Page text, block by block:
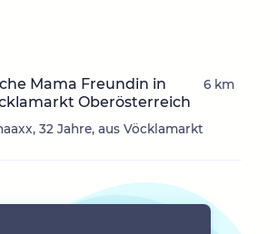
Mama Freundin in
Oberösterreich
32 Jahre, aus Vöcklamarkt
6 km